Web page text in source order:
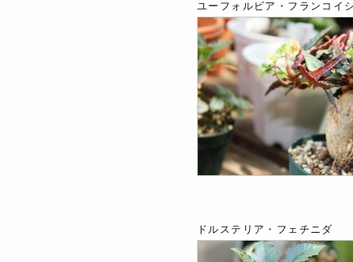
ユーフォルビア・フランコイ
ドルステリア・フェチニダ